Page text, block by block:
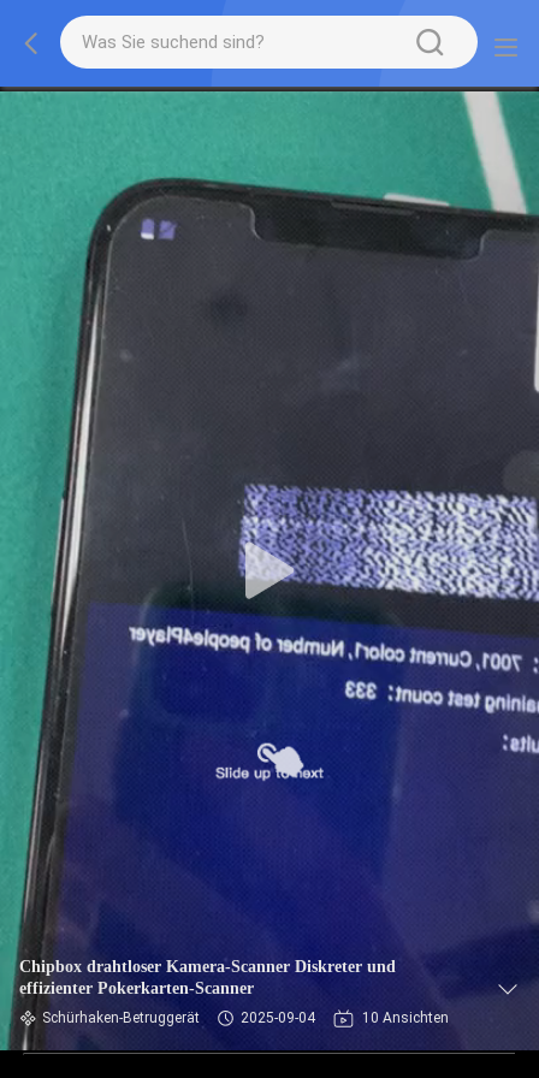
Chipbox drahtloser Kamera-Scanner Diskreter und
effizienter Pokerkarten-Scanner
Schürhaken-Betruggerät 2025-09-04 10 Ansichten